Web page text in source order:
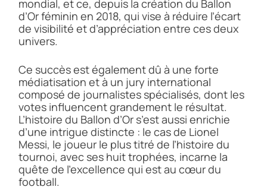
mondial, et ce, depuis la création du Ballon
d’Or féminin en 2018, qui vise à réduire l’écart
de visibilité et d’appréciation entre ces deux
univers.
Ce succès est également dû à une forte
médiatisation et à un jury international
composé de journalistes spécialisés, dont les
votes influencent grandement le résultat.
L’histoire du Ballon d’Or s’est aussi enrichie
d’une intrigue distincte : le cas de Lionel
Messi, le joueur le plus titré de l’histoire du
tournoi, avec ses huit trophées, incarne la
quête de l’excellence qui est au cœur du
football.